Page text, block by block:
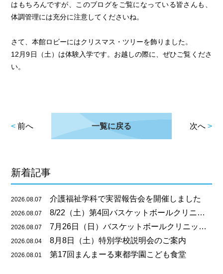
はもちろんですが、このブログをご覧になっている皆さんも、
体調管理には充分に注意してくださいね。
さて、本館ロビーにはクリスマス・ツリーを飾りました。
12月9日（土）は体験入学です。お越しの際に、ぜひご覧くださ
い。
<前へ 一覧に戻る 次へ>
新着記事
2026.08.07 介護福祉学科で実習報告会を開催しました
2026.08.07 8/22（土）第4回バスケットボールクリニックのご案内
2026.08.07 7月26日（日）バスケットボールクリニックを開催しました
2026.08.04 8月8日（土）特別学校説明会のご案内
2026.08.01 第17回まんまーる東都学園こども食堂